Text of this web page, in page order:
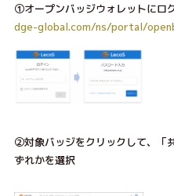
①オープンバッジウォレットに
dge-global.com/ns/portal/
②対象バッジをクリックして、「
ずれかを選択